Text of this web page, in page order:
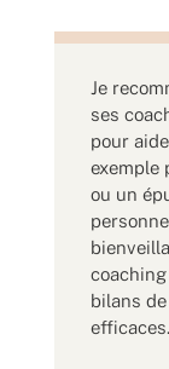
Je
ses
pour
exemple
ou un
bilans
efficaces.